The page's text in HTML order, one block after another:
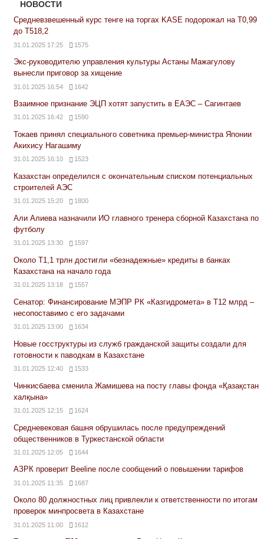
НОВОСТИ
Средневзвешенный курс тенге на торгах KASE подорожал на Т0,99
до Т518,2
31.01.2025 17:25 1575
Экс-руководителю управления культуры Астаны Мажагулову
вынесли приговор за хищение
31.01.2025 16:54 1642
Взаимное признание ЭЦП хотят запустить в ЕАЭС – Сагинтаев
31.01.2025 16:42 1590
Токаев принял специального советника премьер-министра Японии
Акихису Нагашиму
31.01.2025 16:10 1523
Казахстан определился с окончательным списком потенциальных
строителей АЭС
31.01.2025 15:20 1800
Али Алиева назначили ИО главного тренера сборной Казахстана по
футболу
31.01.2025 13:30 1597
Около Т1,1 трлн достигли «безнадежные» кредиты в банках
Казахстана на начало года
31.01.2025 13:18 1557
Сенатор: Финансирование МЭПР РК «Казгидромета» в Т12 млрд –
несопоставимо с его задачами
31.01.2025 13:00 1634
Новые госструктуры из служб гражданской защиты создали для
готовности к паводкам в Казахстане
31.01.2025 12:40 1533
Чинкисбаева сменила Жамишева на посту главы фонда «Қазақстан
халқына»
31.01.2025 12:15 1624
Средневековая башня обрушилась после предупреждений
общественников в Туркестанской области
31.01.2025 12:05 1644
АЗРК проверит Beeline после сообщений о повышении тарифов
31.01.2025 11:35 1687
Около 80 должностных лиц привлекли к ответственности по итогам
проверок минпросвета в Казахстане
31.01.2025 11:00 1612